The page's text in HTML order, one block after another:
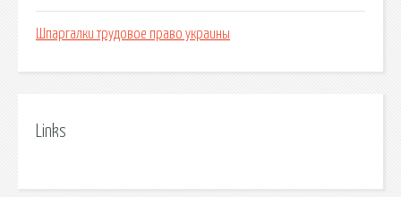
Шпаргалки трудовое право украины
Links